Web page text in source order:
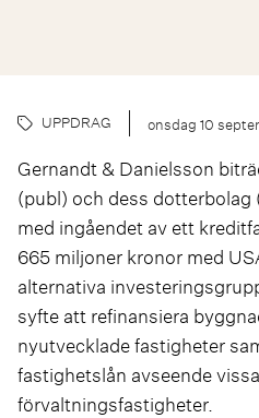
UPPDRAG onsdag 10
Gernandt & Danielsson
(publ) och dess
med ingåendet av ett
665 miljoner kronor med
alternativa
syfte att refinansiera
nyutvecklade fastigheter
fastighetslån avseende
förvaltningsfastigheter.